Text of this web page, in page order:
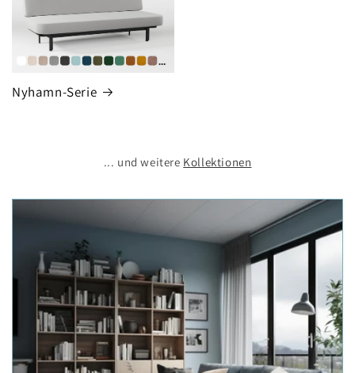
Nyhamn-Serie
... und weitere Kollektionen